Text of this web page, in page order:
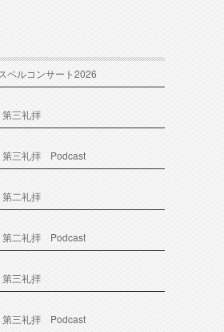
ペルコンサート2026
三礼拝
三礼拝 Podcast
二礼拝
二礼拝 Podcast
三礼拝
三礼拝 Podcast